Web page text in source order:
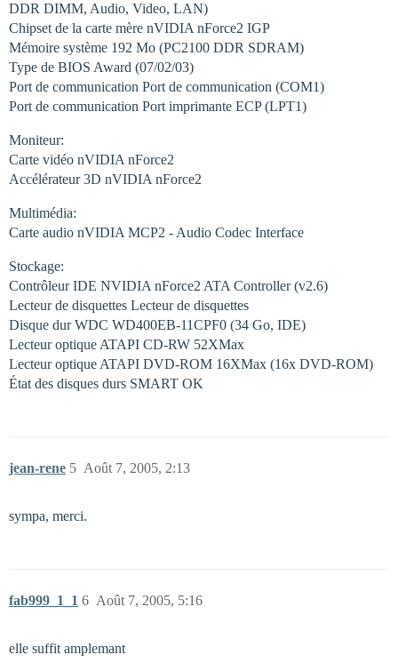
DDR DIMM, Audio, Video, LAN)
Chipset de la carte mère nVIDIA nForce2 IGP
Mémoire système 192 Mo (PC2100 DDR SDRAM)
Type de BIOS Award (07/02/03)
Port de communication Port de communication (COM1)
Port de communication Port imprimante ECP (LPT1)
Moniteur:
Carte vidéo nVIDIA nForce2
Accélérateur 3D nVIDIA nForce2
Multimédia:
Carte audio nVIDIA MCP2 - Audio Codec Interface
Stockage:
Contrôleur IDE NVIDIA nForce2 ATA Controller (v2.6)
Lecteur de disquettes Lecteur de disquettes
Disque dur WDC WD400EB-11CPF0 (34 Go, IDE)
Lecteur optique ATAPI CD-RW 52XMax
Lecteur optique ATAPI DVD-ROM 16XMax (16x DVD-ROM)
État des disques durs SMART OK
jean-rene Août 7, 2005, 2:13
5
sympa, merci.
fab999_1_1 Août 7, 2005, 5:16
6
elle suffit amplemant